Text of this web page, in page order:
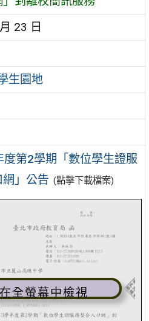
23 日
生園地
度第2學期「數位學生證服
」公告 (點擊下載檔案)
在全螢幕中檢視